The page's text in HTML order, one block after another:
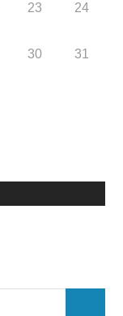
23 24
30 31